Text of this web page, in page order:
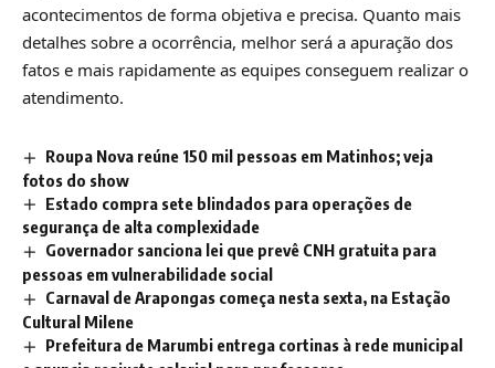
acontecimentos de forma objetiva e precisa. Quanto mais
detalhes sobre a ocorrência, melhor será a apuração dos
fatos e mais rapidamente as equipes conseguem realizar o
atendimento.
Roupa Nova reúne 150 mil pessoas em Matinhos; veja
fotos do show
Estado compra sete blindados para operações de
segurança de alta complexidade
Governador sanciona lei que prevê CNH gratuita para
pessoas em vulnerabilidade social
Carnaval de Arapongas começa nesta sexta, na Estação
Cultural Milene
Prefeitura de Marumbi entrega cortinas à rede municipal